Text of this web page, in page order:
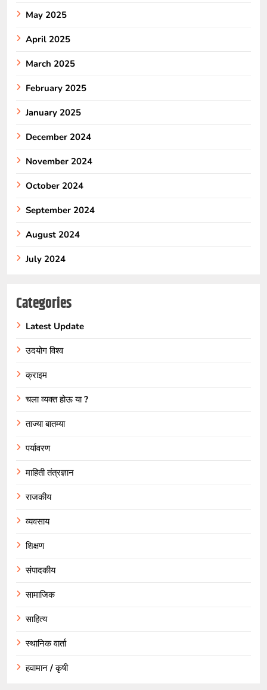
May 2025
April 2025
March 2025
February 2025
January 2025
December 2024
November 2024
October 2024
September 2024
August 2024
July 2024
Categories
Latest Update
उदयोग विश्व
क्राइम
चला व्यक्त होऊ या ?
ताज्या बातम्या
पर्यावरण
माहिती तंत्रज्ञान
राजकीय
व्यवसाय
शिक्षण
संपादकीय
सामाजिक
साहित्य
स्थानिक वार्ता
हवामान / कृषी